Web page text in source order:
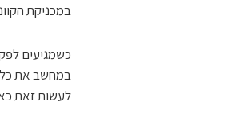
במכניקת
במחשב את כל
לעשות זאת